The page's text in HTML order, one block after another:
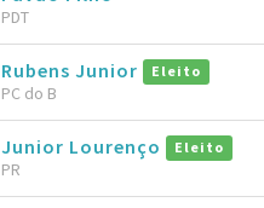
PDT
Rubens Junior Eleito
PC do B
Junior Lourenço Eleito
PR